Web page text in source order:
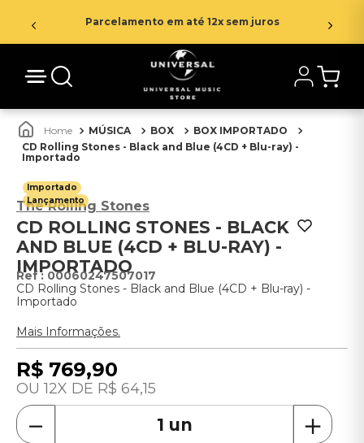
Parcelamento em até 12x sem juros
MÚSICA BOX
BOX IMPORTADO
CD Rolling Stones - Black and Blue (4CD + Blu-ray) -
Importado
Importado
Lançamento
The Rolling Stones
CD ROLLING STONES - BLACK
AND BLUE (4CD + BLU-RAY) -
IMPORTADO
: 00060247507017
CD Rolling Stones - Black and Blue (4CD + Blu-ray) -
Importado
Mais Informações.
R$ 769,90
12 R$ 64,15
＋
－